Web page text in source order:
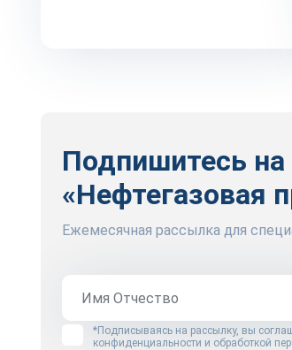
Подпишитесь
«Нефтегазовая
Ежемесячная рассылка для
*Подписываясь на рассылку, вы
конфиденциальности и обработкой